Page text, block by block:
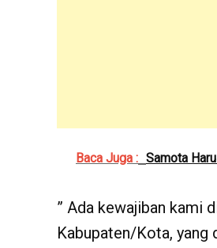
Baca Juga : Samota
” Ada kewajiban kami
Kabupaten/Kota, yang